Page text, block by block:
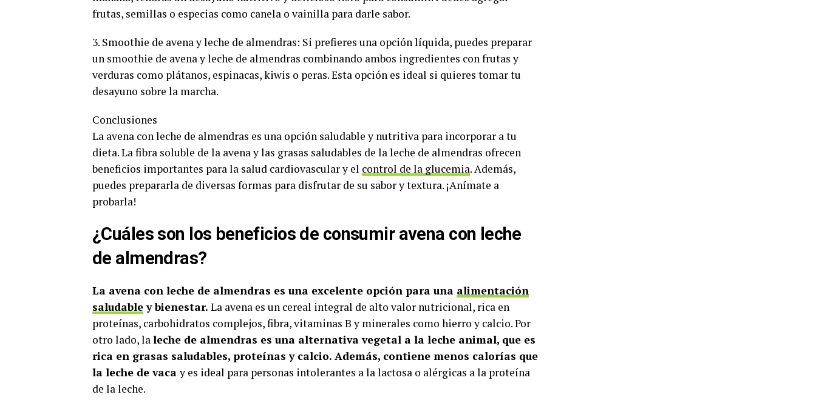
frutas, semillas o especias como canela o vainilla para darle sabor.
3. Smoothie de avena y leche de almendras: Si prefieres una opción líquida, puedes preparar
un smoothie de avena y leche de almendras combinando ambos ingredientes con frutas y
verduras como plátanos, espinacas, kiwis o peras. Esta opción es ideal si quieres tomar tu
desayuno sobre la marcha.
Conclusiones
La avena con leche de almendras es una opción saludable y nutritiva para incorporar a tu
dieta. La fibra soluble de la avena y las grasas saludables de la leche de almendras ofrecen
beneficios importantes para la salud cardiovascular y el control de la glucemia. Además,
puedes prepararla de diversas formas para disfrutar de su sabor y textura. ¡Anímate a
probarla!
¿Cuáles son los beneficios de consumir avena con leche
de almendras?
La avena con leche de almendras es una excelente opción para una alimentación
saludabley bienestar. La avena es un cereal integral de alto valor nutricional, rica en
proteínas, carbohidratos complejos, fibra, vitaminas B y minerales como hierro y calcio. Por
otro lado, laleche de almendras es una alternativa vegetal a la leche animal, que es
rica en grasas saludables, proteínas y calcio. Además, contiene menos calorías que
la leche de vacay es ideal para personas intolerantes a la lactosa o alérgicas a la proteína
de la leche.